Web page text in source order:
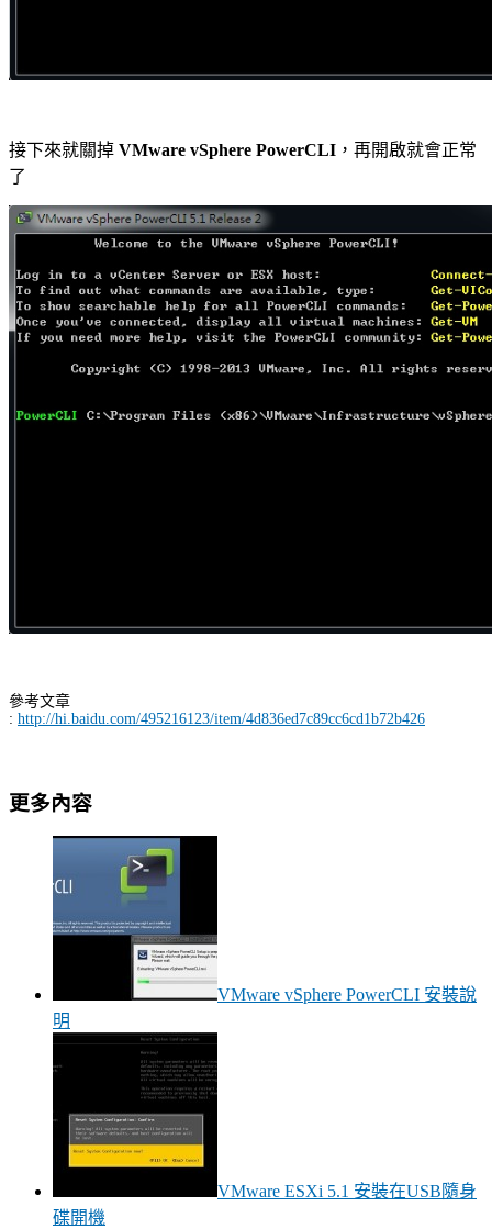
接下來就關掉 VMware vSphere PowerCLI ，再開啟就會正常
了
參考文章
: http://hi.baidu.com/495216123/item/4d836ed7c89cc6cd1b72b426
更多內容
VMware vSphere PowerCLI 安裝說
明
VMware ESXi 5.1 安裝在USB隨身
碟開機